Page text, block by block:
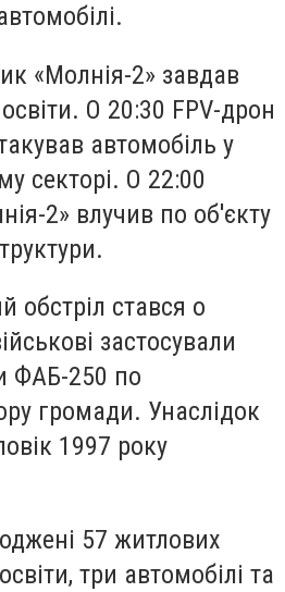
«Молнія-2» завдав
О 20:30 FPV-дрон
автомобіль у
секторі. О 22:00
2» влучив по об'єкту
стався о
застосували
ФАБ-250 по
громади. Унаслідок
1997 року
57 житлових
три автомобілі та